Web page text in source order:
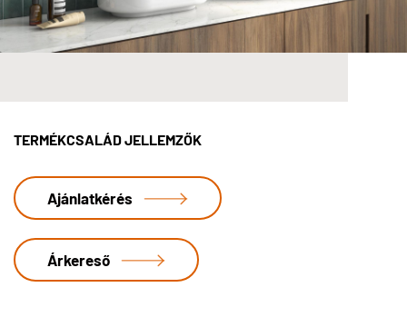
TERMÉKCSALÁD JELLEMZŐK
Ajánlatkérés
Árkereső